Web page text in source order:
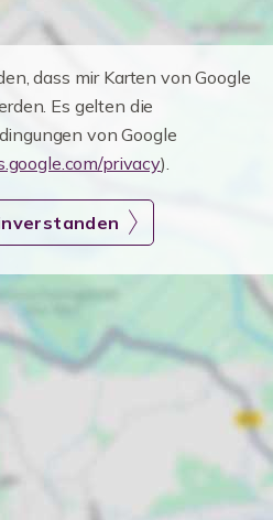
dass mir Karten von Google
Es gelten die
von Google
privacy).